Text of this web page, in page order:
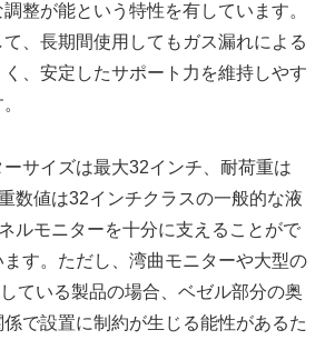
整が能という特性を有しています。
、長期間使用してもガス漏れによる
、安定したサポート力を維持しやす
サイズは最大32インチ、耐荷重は
数値は32インチクラスの一般的な液
ルモニターを十分に支えることがで
す。ただし、湾曲モニターや大型の
ている製品の場合、ベゼル部分の奥
で設置に制約が生じる能性があるた